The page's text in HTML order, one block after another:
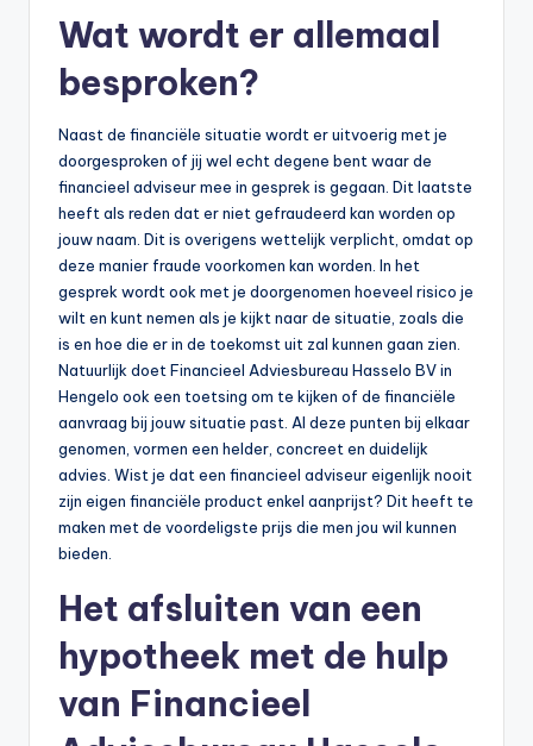
Wat wordt er allemaal
besproken?
Naast de financiële situatie wordt er uitvoerig met je
doorgesproken of jij wel echt degene bent waar de
financieel adviseur mee in gesprek is gegaan. Dit laatste
heeft als reden dat er niet gefraudeerd kan worden op
jouw naam. Dit is overigens wettelijk verplicht, omdat op
deze manier fraude voorkomen kan worden. In het
gesprek wordt ook met je doorgenomen hoeveel risico je
wilt en kunt nemen als je kijkt naar de situatie, zoals die
is en hoe die er in de toekomst uit zal kunnen gaan zien.
Natuurlijk doet Financieel Adviesbureau Hasselo BV in
Hengelo ook een toetsing om te kijken of de financiële
aanvraag bij jouw situatie past. Al deze punten bij elkaar
genomen, vormen een helder, concreet en duidelijk
advies. Wist je dat een financieel adviseur eigenlijk nooit
zijn eigen financiële product enkel aanprijst? Dit heeft te
maken met de voordeligste prijs die men jou wil kunnen
bieden.
Het afsluiten van een
hypotheek met de hulp
van Financieel